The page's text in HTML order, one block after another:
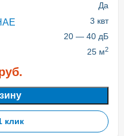
Да
3 квт
20 — 40 дБ
25 м2
клик